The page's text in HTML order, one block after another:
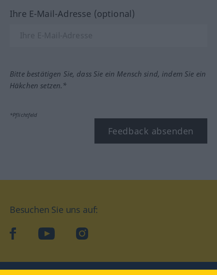
Ihre E-Mail-Adresse (optional)
Bitte bestätigen Sie, dass Sie ein Mensch sind, indem Sie ein
Häkchen setzen.*
*Pflichtfeld
Feedback absenden
Besuchen Sie uns auf:
facebookYouTube Instagram